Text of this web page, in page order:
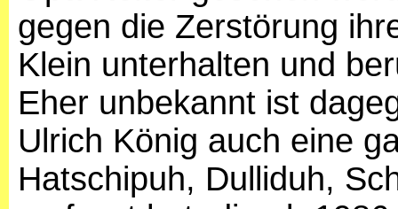
gegen die Zerstörung
Klein unterhalten und
Eher unbekannt ist
Ulrich König auch eine
Hatschipuh, Dulliduh,